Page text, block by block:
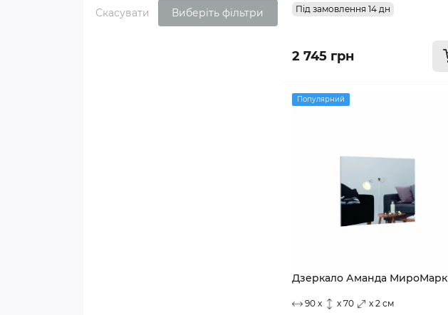
Скасувати Виберіть фільтри Під замовлення 14 дн
2 745 грн
Популярний
Дзеркало Аманда МироМарк
90 x x 70 x 2 см